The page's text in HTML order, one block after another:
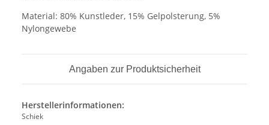
Material: 80% Kunstleder, 15% Gelpolsterung, 5%
Nylongewebe
Angaben zur Produktsicherheit
Herstellerinformationen:
Schiek